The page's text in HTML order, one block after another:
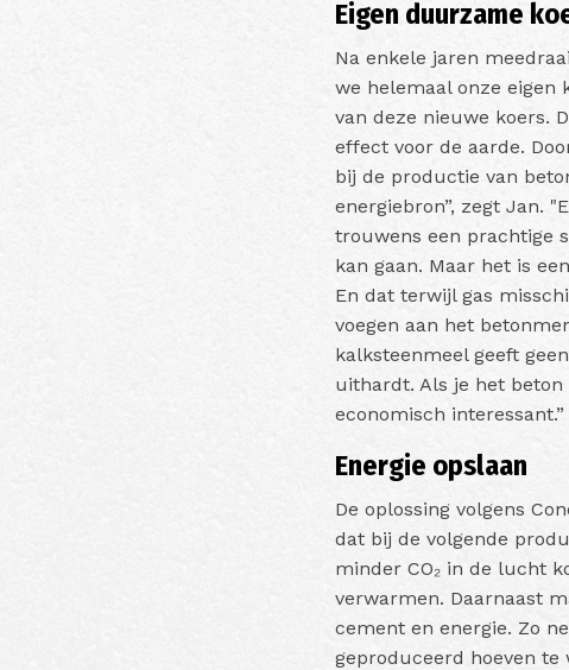
Eigen duurzame
Na enkele jaren
we helemaal onze eigen
van deze nieuwe koers.
effect voor de aarde.
bij de productie van
energiebron”, zegt Jan.
trouwens een prachtige
kan gaan. Maar het is
En dat terwijl gas
voegen aan het
kalksteenmeel geeft
uithardt. Als je het
economisch interessant.”
Energie opslaan
De oplossing volgens
dat bij de volgende
minder CO₂ in de lucht
verwarmen. Daarnaast
cement en energie. Zo
geproduceerd hoeven